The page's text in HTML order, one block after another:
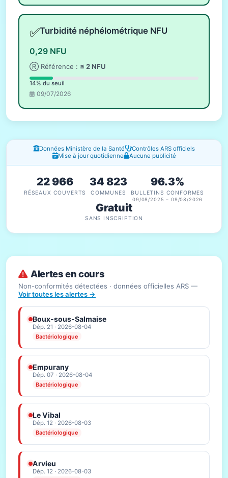
✅Turbidité néphélométrique NFU
0,29 NFU
Ⓡ Référence : ≤ 2 NFU
14% du seuil
09/07/2026
Fenêtres d'information
Données Ministère de la Santé
Contrôles ARS officiels
Mise à jour quotidienne
Aucune publicité
22 966
RÉSEAUX COUVERTS
34 823
COMMUNES
96.3%
BULLETINS CONFORMES
09/08/2025 – 09/08/2026
Gratuit
SANS INSCRIPTION
Alertes en cours
Non-conformités détectées · données officielles ARS —
Voir toutes les alertes →
Boux-sous-Salmaise
Dép. 21 · 2026-08-04
Bactériologique
Empurany
Dép. 07 · 2026-08-04
Bactériologique
Le Vibal
Dép. 12 · 2026-08-03
Bactériologique
Arvieu
Dép. 12 · 2026-08-03